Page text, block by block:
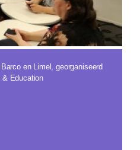
en Limel, georganiseerd
& Education